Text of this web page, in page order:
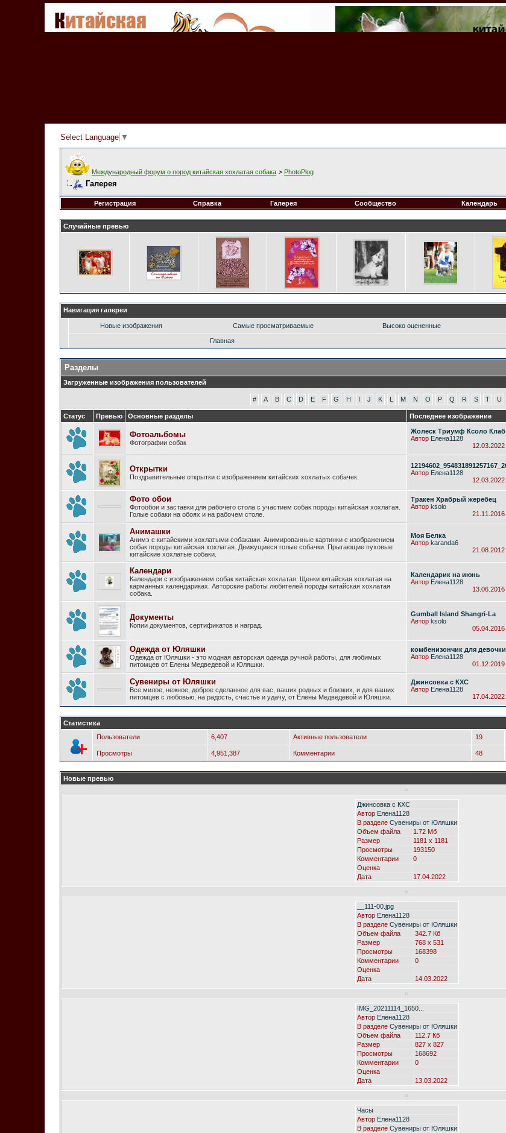
Select Language ▼
Международный форум о пород китайская хохлатая собака > PhotoPlog
Галерея
Регистрация Справка Галерея Сообщество Календарь
Случайные превью
Навигация галереи
Новые изображения Самые просматриваемые Высоко оцененные
Главная
Разделы
Загруженные изображения пользователей
# A B C D E F G H I J K L M N O P Q R S T U
Статус Превью Основные разделы Последнее изображение
Фотоальбомы
Фотографии собак
Жолеск Триумф Ксоло Клаб
Автор Елена1128
12.03.2022
Открытки
Поздравительные открытки с изображением китайских хохлатых собачек.
Автор Елена1128
12.03.2022
Фото обои
Фотообои и заставки для рабочего стола с участием собак породы китайская хохлатая.
Голые собаки на обоях и на рабочем столе.
Тракен Храбрый жеребец
Автор ksolo
21.11.2016
Анимашки
Анимэ с китайскими хохлатыми собаками. Анимированные картинки с изображением
собак породы китайская хохлатая. Движущиеся голые собачки. Прыгающие пуховые
китайские хохлатые собаки.
Моя Белка
Автор karanda6
21.08.2012
Календари
Календари с изображением собак китайская хохлатая. Щенки китайская хохлатая на
карманных календариках. Авторские работы любителей породы китайская хохлатая
собака.
Календарик на июнь
Автор Елена1128
13.06.2016
Документы
Копии документов, сертификатов и наград.
Gumball Island Shangri-La
Автор ksolo
05.04.2016
Одежда от Юляшки
Одежда от Юляшки - это модная авторская одежда ручной работы, для любимых
питомцев от Елены Медведевой и Юляшки.
комбенизончик для девочки
Автор Елена1128
01.12.2019
Сувениры от Юляшки
Все милое, нежное, доброе сделанное для вас, ваших родных и близких, и для ваших
питомцев с любовью, на радость, счастье и удачу, от Елены Медведевой и Юляшки.
Джинсовка с КХС
Автор Елена1128
17.04.2022
Статистика
Пользователи
6,407 Активные пользователи 19
Просмотры 4,951,387 Комментарии 48
Новые превью
Джинсовка с КХС
Автор Елена1128
В разделе Сувениры от Юляшки
Объем файла
1.72 Мб
Размер
1181 x 1181
Просмотры
193150
Комментарии
0
Оценка
Дата
17.04.2022
__111-00.jpg
Автор Елена1128
В разделе Сувениры от Юляшки
Объем файла
342.7 Кб
Размер
768 x 531
Просмотры
168398
Комментарии
0
Оценка
Дата
14.03.2022
IMG_20211114_1650...
Автор Елена1128
В разделе Сувениры от Юляшки
Объем файла
112.7 Кб
Размер
827 x 827
Просмотры
168692
Комментарии
0
Оценка
Дата
13.03.2022
Часы
Автор Елена1128
В разделе Сувениры от Юляшки